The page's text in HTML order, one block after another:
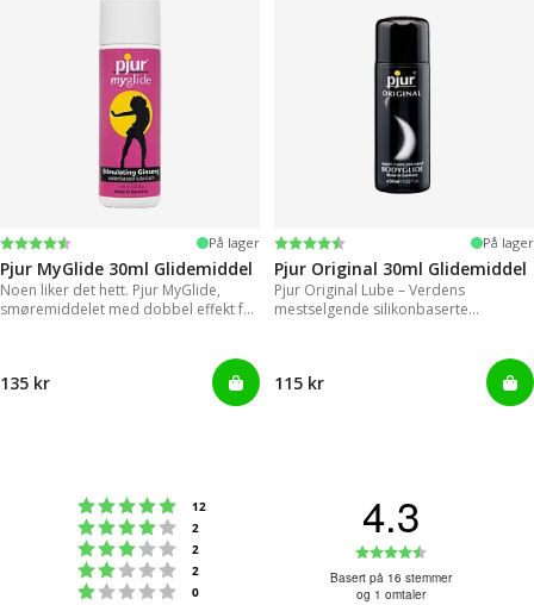
Karakter:
4.2 av 5 mulige På lager
Pjur MyGlide 30ml Glidemiddel
Noen liker det hett. Pjur MyGlide,
smøremiddelet med dobbel effekt for
135 kr
Karakter:
4.2 av 5 mulige På lager
Pjur Original 30ml Glidemiddel
Pjur Original Lube – Verdens
mestselgende silikonbaserte
115 kr
Karakter: 5 av 5 mulige
12
Karakter: 4 av 5 mulige
2
Karakter: 3 av 5 mulige
2
Karakter: 2 av 5 mulige
2
Karakter: 1 av 5 mulige
0
4.3
4.3
Basert på 16 stemmer
og 1 omtaler